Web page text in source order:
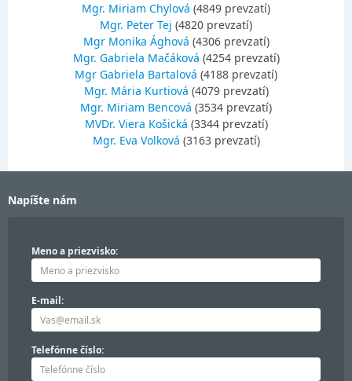
Mgr. Miriam Chylová (4849 prevzatí)
Mgr. Peter Tej (4820 prevzatí)
Mgr Monika Ághová (4306 prevzatí)
Mgr. Gabriela Mačáková (4254 prevzatí)
Mgr Gabriela Bartalová (4188 prevzatí)
Mgr. Mária Kurtiová (4079 prevzatí)
Mgr. Miriam Bencová (3534 prevzatí)
MVDr. Viera Košická (3344 prevzatí)
Mgr. Eva Volková (3163 prevzatí)
Napíšte nám
Meno a priezvisko:
E-mail:
Telefónne číslo: